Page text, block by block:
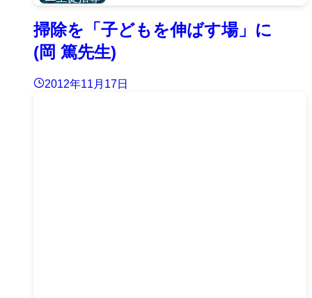
掃除を「子どもを伸ばす場」に
(岡 篤先生)
2012年11月17日